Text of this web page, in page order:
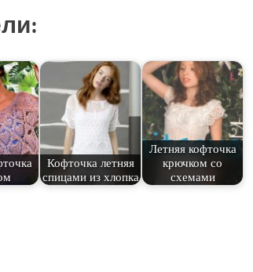
Кофточка летняя
спицами из хлопка
Летняя кофточка
крючком со
схемами